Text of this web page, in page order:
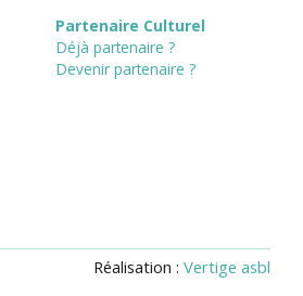
Partenaire Culturel
Déjà partenaire ?
Devenir partenaire ?
Réalisation : Vertige asbl